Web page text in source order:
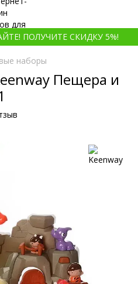
ПОЛУЧИТЕ СКИДКУ 5%!
наборы
Пещера и